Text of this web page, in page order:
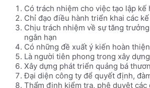
Có trách nhiệm cho việc tạo lập
Chỉ đạo điều hành triển khai các
Chịu trách nhiệm về sự tăng
ngắn hạn
Có những đề xuất ý kiến hoàn
Là người tiên phong trong xây
Xây dựng phát triển quảng bá
Đại diện công ty để quyết định,
Thẩm định kiểm tra, phê duyệt